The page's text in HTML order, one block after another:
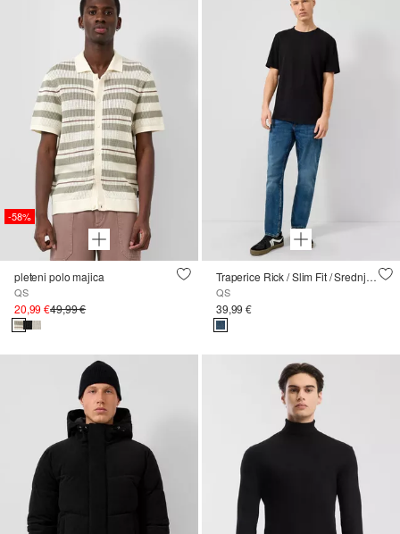
-58%
pleteni polo majica
QS
20,99 €49,99 €
Traperice Rick / Slim Fit / Srednji struk / Uske nogavice
QS
39,99 €